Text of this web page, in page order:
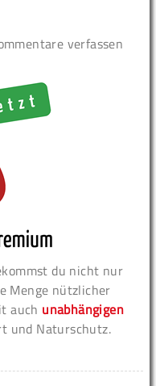
verfassen
du nicht nur
Menge nützlicher
auch unabhängigen
und Naturschutz.